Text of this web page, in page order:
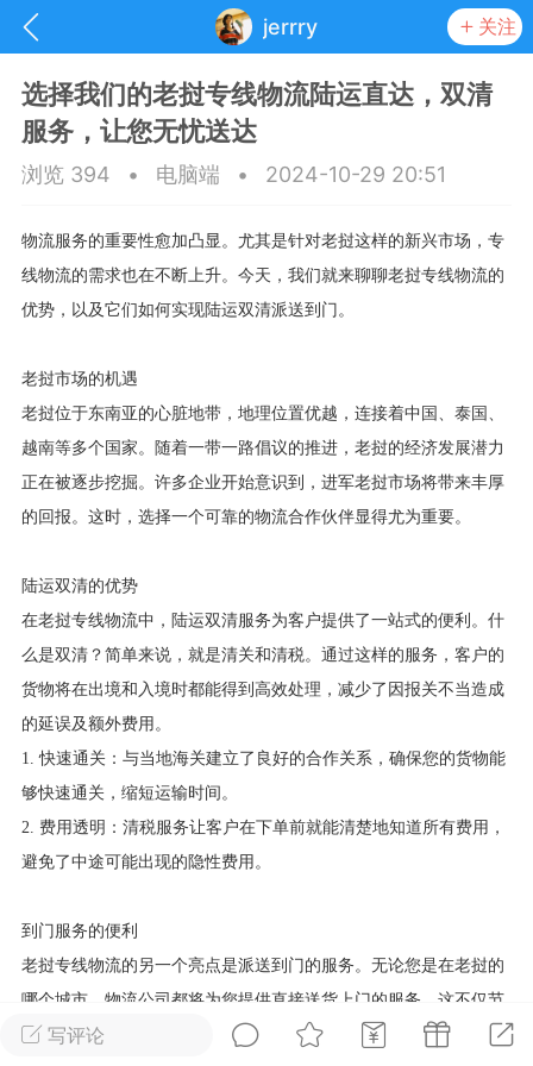
jerrry 关注
每日任务 签到有奖
华人资讯
阅读洛杉矶新闻
加入社区交流
华人社区账号注册及使用规范》
洛杉矶热点 娱乐八卦 同乡联谊
民宿短租 房屋买卖 商铺转让
写评论
选择我们的老挝专线物流陆运直达，双清
服务，让您无忧送达
浏览 394 • 电脑端 • 2024-10-29 20:51
物流服务的重要性愈加凸显。尤其是针对老挝这样的新兴市场，专
线物流的需求也在不断上升。今天，我们就来聊聊老挝专线物流的
优势，以及它们如何实现陆运双清派送到门。
老挝市场的机遇
老挝位于东南亚的心脏地带，地理位置优越，连接着中国、泰国、
越南等多个国家。随着一带一路倡议的推进，老挝的经济发展潜力
正在被逐步挖掘。许多企业开始意识到，进军老挝市场将带来丰厚
的回报。这时，选择一个可靠的物流合作伙伴显得尤为重要。
陆运双清的优势
在老挝专线物流中，陆运双清服务为客户提供了一站式的便利。什
么是双清？简单来说，就是清关和清税。通过这样的服务，客户的
货物将在出境和入境时都能得到高效处理，减少了因报关不当造成
的延误及额外费用。
1. 快速通关：与当地海关建立了良好的合作关系，确保您的货物能
够快速通关，缩短运输时间。
2. 费用透明：清税服务让客户在下单前就能清楚地知道所有费用，
避免了中途可能出现的隐性费用。
到门服务的便利
老挝专线物流的另一个亮点是派送到门的服务。无论您是在老挝的
哪个城市，物流公司都将为您提供直接送货上门的服务。这不仅节
省了客户的时间和精力，还提高了订单的完成效率。